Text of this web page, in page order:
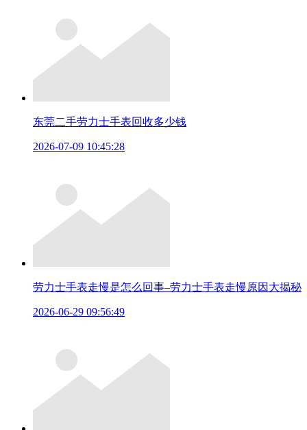
东莞二手劳力士手表回收多少钱
2026-07-09 10:45:28
劳力士手表走慢是怎么回事–劳力士手表走慢原因大揭秘
2026-06-29 09:56:49